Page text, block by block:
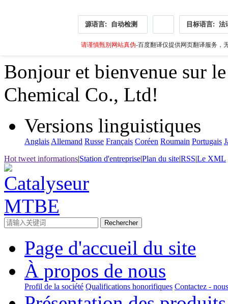
源语言: 自动检测 目标语言: 法
请谨慎甄别网站真伪-百度翻译仅提供网页翻译服务，